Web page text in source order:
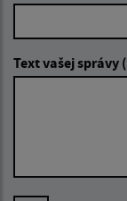
Text vašej správy